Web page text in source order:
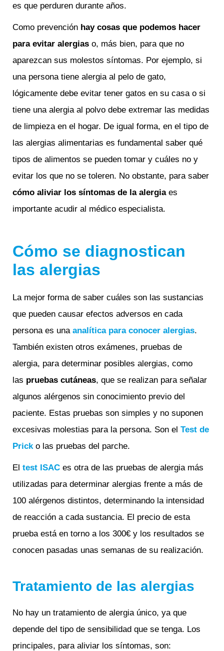
es que perduren durante años.
Como prevención hay cosas que podemos hacer
para evitar alergias o, más bien, para que no
aparezcan sus molestos síntomas. Por ejemplo, si
una persona tiene alergia al pelo de gato,
lógicamente debe evitar tener gatos en su casa o si
tiene una alergia al polvo debe extremar las medidas
de limpieza en el hogar. De igual forma, en el tipo de
las alergias alimentarias es fundamental saber qué
tipos de alimentos se pueden tomar y cuáles no y
evitar los que no se toleren. No obstante, para saber
cómo aliviar los síntomas de la alergiaes
importante acudir al médico especialista.
Cómo se diagnostican
las alergias
La mejor forma de saber cuáles son las sustancias
que pueden causar efectos adversos en cada
persona es una analítica para conocer alergias.
También existen otros exámenes, pruebas de
alergia, para determinar posibles alergias, como
las pruebas cutáneas, que se realizan para señalar
algunos alérgenos sin conocimiento previo del
paciente. Estas pruebas son simples y no suponen
excesivas molestias para la persona. Son el Test de
Prick o las pruebas del parche.
El test ISAC es otra de las pruebas de alergia más
utilizadas para determinar alergias frente a más de
100 alérgenos distintos, determinando la intensidad
de reacción a cada sustancia. El precio de esta
prueba está en torno a los 300€ y los resultados se
conocen pasadas unas semanas de su realización.
Tratamiento de las alergias
No hay un tratamiento de alergia único, ya que
depende del tipo de sensibilidad que se tenga. Los
principales, para aliviar los síntomas, son: